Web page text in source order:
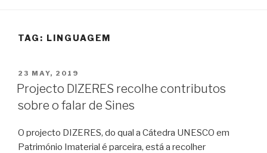
TAG: LINGUAGEM
POSTED
ON
23 MAY, 2019
Projecto DIZERES recolhe contributos
sobre o falar de Sines
O projecto DIZERES, do qual a Cátedra UNESCO em
Património Imaterial é parceira, está a recolher